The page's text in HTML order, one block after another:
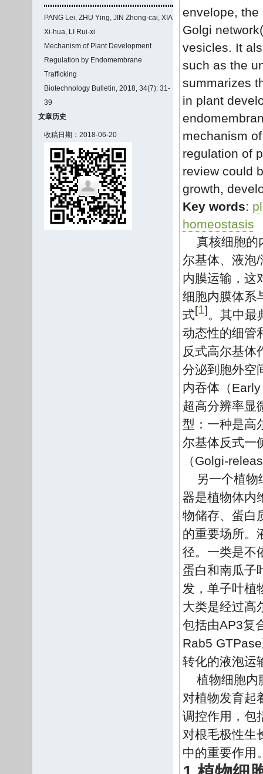
PANG Lei, ZHU Ying, JIN Zhong-cai, XIA
Xi-hua, LI Rui-xi
Mechanism of Plant Development
Regulation by Endomembrane
Trafficking
Biotechnology Bulletin, 2018, 34(7): 31-
39
文章历史
收稿日期：2018-06-20
envelope,
Golgi
vesicles. It
such as the
summarizes
in plant
mechanism
regulation of
review could
growth,
Key words:
homeostasis
真核细胞的
尔基体、液泡
内膜运输，这
细胞内膜体系
式[1] 。其中最
动态性的细管
反式高尔基体
分泌到胞外空
内吞体（
超高分辨率显
型：一种是高
尔基体反式一
（Golgi-
另一个植
器是植物体内
物储存、蛋白
的重要场所。
径。一类是不
蛋白和南瓜子
发，单子叶植
大类是经过高
包括由AP3复
Rab5
转化的液泡运
植物细胞内
对植物发育起
调控作用，包
对根毛极性生
中的重要作用